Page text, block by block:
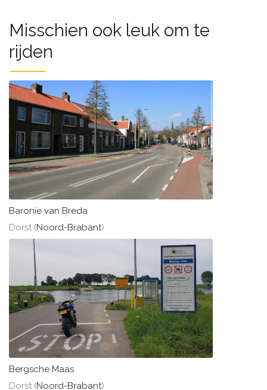
Misschien ook leuk om te
rijden
Baronie van Breda
Dorst (Noord-Brabant)
Bergsche Maas
Dorst (Noord-Brabant)